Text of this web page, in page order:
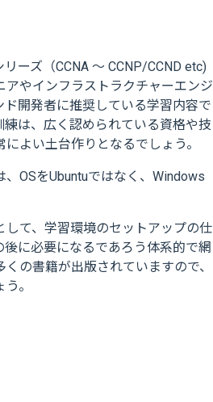
ーズ（CCNA 〜 CCNP/CCND etc)
アやインフラストラクチャーエンジ
開発者に推奨している学習内容で
は、広く認められている資格や技
よい土台作りとなるでしょう。
OSをUbuntuではなく、Windows
して、学習環境のセットアップの仕
に必要になるであろう体系的で網
の書籍が出版されていますので、
。